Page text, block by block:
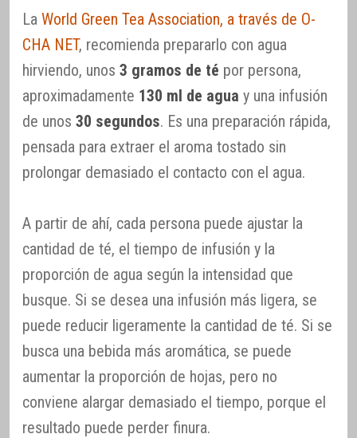
La World Green Tea Association, a través de O-
CHA NET, recomienda prepararlo con agua
hirviendo, unos 3 gramos de té por persona,
aproximadamente 130 ml de agua y una infusión
de unos 30 segundos. Es una preparación rápida,
pensada para extraer el aroma tostado sin
prolongar demasiado el contacto con el agua.
A partir de ahí, cada persona puede ajustar la
cantidad de té, el tiempo de infusión y la
proporción de agua según la intensidad que
busque. Si se desea una infusión más ligera, se
puede reducir ligeramente la cantidad de té. Si se
busca una bebida más aromática, se puede
aumentar la proporción de hojas, pero no
conviene alargar demasiado el tiempo, porque el
resultado puede perder finura.